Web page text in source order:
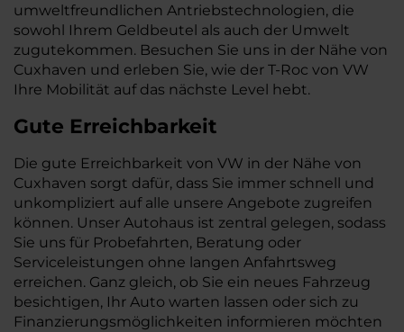
umweltfreundlichen Antriebstechnologien, die
sowohl Ihrem Geldbeutel als auch der Umwelt
zugutekommen. Besuchen Sie uns in der Nähe von
Cuxhaven und erleben Sie, wie der T-Roc von VW
Ihre Mobilität auf das nächste Level hebt.
Gute Erreichbarkeit
Die gute Erreichbarkeit von VW in der Nähe von
Cuxhaven sorgt dafür, dass Sie immer schnell und
unkompliziert auf alle unsere Angebote zugreifen
können. Unser Autohaus ist zentral gelegen, sodass
Sie uns für Probefahrten, Beratung oder
Serviceleistungen ohne langen Anfahrtsweg
erreichen. Ganz gleich, ob Sie ein neues Fahrzeug
besichtigen, Ihr Auto warten lassen oder sich zu
Finanzierungsmöglichkeiten informieren möchten